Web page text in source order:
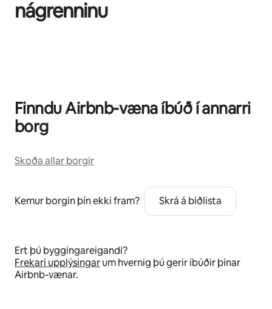
nágrenninu
Finndu Airbnb-væna íbúð í annarri
borg
Skoða allar borgir
Kemur borgin þín ekki fram? Skrá á biðlista
Ert þú byggingareigandi?
Frekari upplýsingarum hvernig þú gerir íbúðir þínar
Airbnb-vænar.